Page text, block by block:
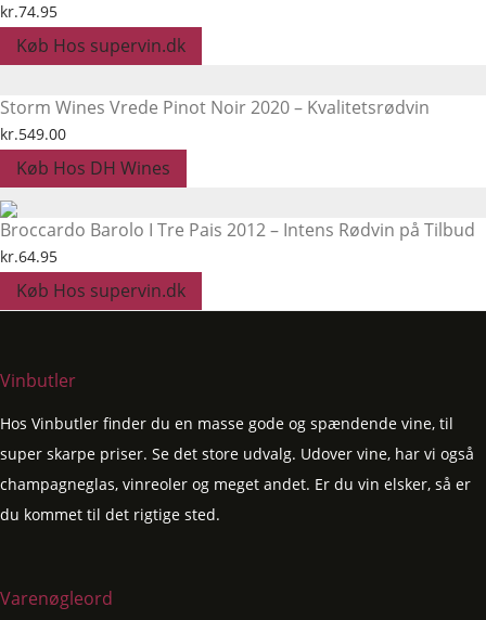
kr.74.95
Køb Hos supervin.dk
Storm Wines Vrede Pinot Noir 2020 – Kvalitetsrødvin
kr.549.00
Køb Hos DH Wines
Broccardo Barolo I Tre Pais 2012 – Intens Rødvin på Tilbud
kr.64.95
Køb Hos supervin.dk
Vinbutler
Hos Vinbutler finder du en masse gode og spændende vine, til
super skarpe priser. Se det store udvalg. Udover vine, har vi også
champagneglas, vinreoler og meget andet. Er du vin elsker, så er
du kommet til det rigtige sted.
Varenøgleord